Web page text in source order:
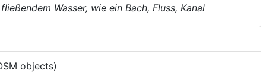
Wasser, wie ein Bach, Fluss, Kanal
objects)